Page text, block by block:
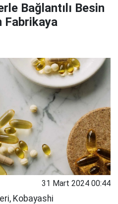
Bağlantılı Besin
Fabrikaya
31 Mart 2024 00:44
Kobayashi